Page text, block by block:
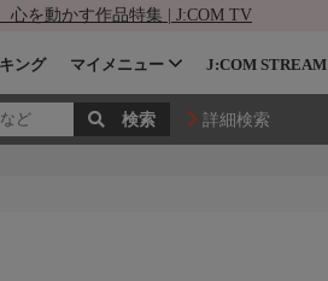
心を動かす作品特集 | J:COM TV
ング マイメニュー J:COM STREAM
詳細検索